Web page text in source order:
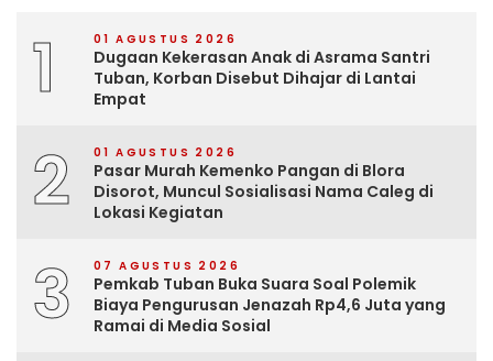
1 01 AGUSTUS 2026
Dugaan Kekerasan Anak di Asrama Santri
Tuban, Korban Disebut Dihajar di Lantai
Empat
2 01 AGUSTUS 2026
Pasar Murah Kemenko Pangan di Blora
Disorot, Muncul Sosialisasi Nama Caleg di
Lokasi Kegiatan
3 07 AGUSTUS 2026
Pemkab Tuban Buka Suara Soal Polemik
Biaya Pengurusan Jenazah Rp4,6 Juta yang
Ramai di Media Sosial